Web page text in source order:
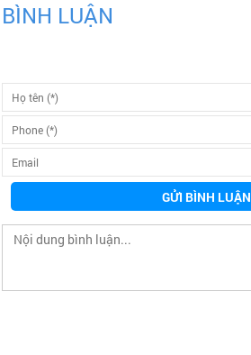
BÌNH LUẬN
GỬI BÌNH LUẬN